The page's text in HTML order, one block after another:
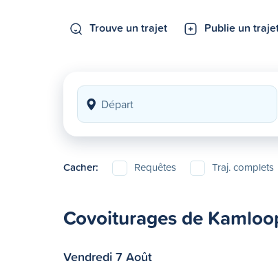
Trouve un trajet Publie un
Cacher: Requêtes Traj. complets
Covoiturages de
Vendredi 7 Août